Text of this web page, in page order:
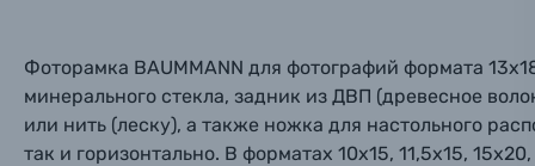
Осветительное оборудование
Фоторамки
Фоторамка BAUMMANN для фотографий формата
минерального стекла, задник из ДВП (древесное
или нить (леску), а также ножка для настольного
так и горизонтально. В форматах 10х15, 11,5х15,